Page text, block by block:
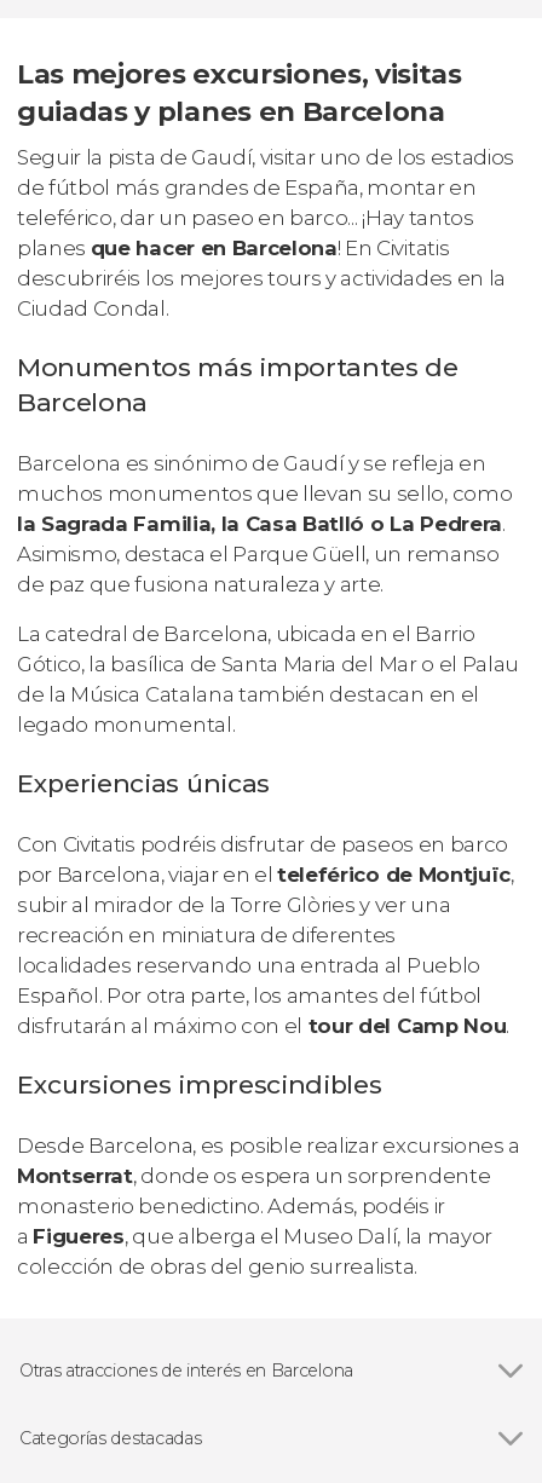
Las mejores excursiones, visitas
guiadas y planes en Barcelona
Seguir la pista de Gaudí, visitar uno de los estadios
de fútbol más grandes de España, montar en
teleférico, dar un paseo en barco... ¡Hay tantos
planes que hacer en Barcelona! En Civitatis
descubriréis los mejores tours y actividades en la
Ciudad Condal.
Monumentos más importantes de
Barcelona
Barcelona es sinónimo de Gaudí y se refleja en
muchos monumentos que llevan su sello, como
la Sagrada Familia, la Casa Batlló o La Pedrera.
Asimismo, destaca el Parque Güell, un remanso
de paz que fusiona naturaleza y arte.
La catedral de Barcelona, ubicada en el Barrio
Gótico, la basílica de Santa Maria del Mar o el Palau
de la Música Catalana también destacan en el
legado monumental.
Experiencias únicas
Con Civitatis podréis disfrutar de paseos en barco
por Barcelona, viajar en elteleférico de Montjuïc,
subir al mirador de la Torre Glòries y ver una
recreación en miniatura de diferentes
localidades reservando una entrada al Pueblo
Español. Por otra parte, los amantes del fútbol
disfrutarán al máximo con el tour del Camp Nou.
Excursiones imprescindibles
Desde Barcelona, es posible realizar excursiones a
Montserrat, donde os espera un sorprendente
monasterio benedictino. Además, podéis ir
a Figueres, que alberga el Museo Dalí, la mayor
colección de obras del genio surrealista.
Otras atracciones de interés en Barcelona
Casa Batlló
Categorías destacadas